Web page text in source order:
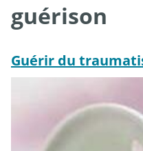
guérison
Guérir du